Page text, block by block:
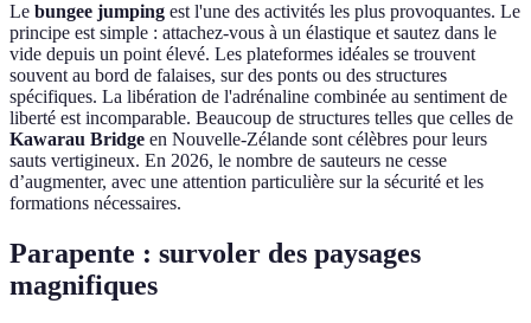
Le bungee jumping est l'une des activités les plus provoquantes. Le
principe est simple : attachez-vous à un élastique et sautez dans le
vide depuis un point élevé. Les plateformes idéales se trouvent
souvent au bord de falaises, sur des ponts ou des structures
spécifiques. La libération de l'adrénaline combinée au sentiment de
liberté est incomparable. Beaucoup de structures telles que celles de
Kawarau Bridge en Nouvelle-Zélande sont célèbres pour leurs
sauts vertigineux. En 2026, le nombre de sauteurs ne cesse
d’augmenter, avec une attention particulière sur la sécurité et les
formations nécessaires.
Parapente : survoler des paysages
magnifiques